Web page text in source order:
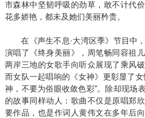
市森林中坚韧呼吸的劲草，敢不计代
花多娇艳，都未及她们美丽矜贵。
在《声生不息·大湾区季》节目中，
演唱了《终身美丽》，周笔畅同容祖
两岸三地的女歌手向听众展现了乘风
而女队一起唱响的《女神》更彰显了
神，不要为俗眼收敛色彩”。除却现场
的故事同样动人：歌曲不仅是原唱郑
要作品，也是作词人黄伟文在多年后